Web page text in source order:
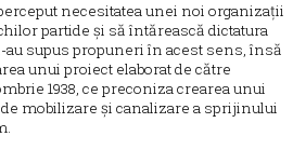
necesitatea unei noi organizații
partide și să întărească dictatura
au supus propuneri în acest sens, însă
unui proiect elaborat de către
1938, ce preconiza crearea unui
mobilizare și canalizare a sprijinului